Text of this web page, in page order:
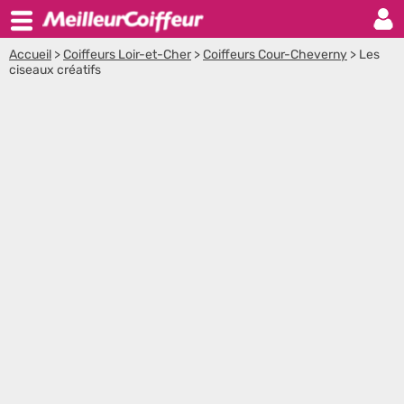
Accueil >Coiffeurs Loir-et-Cher >Coiffeurs Cour-Cheverny > Les
ciseaux créatifs